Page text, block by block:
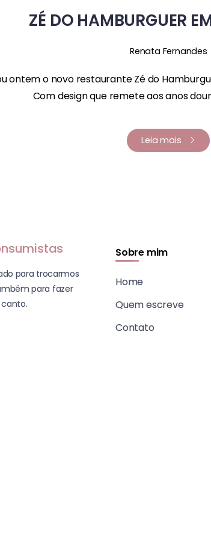
ZÉ DO HAMBURGUER
Renata Fernandes
ontem o novo restaurante Zé do
Com design que remete aos anos
Leia mais
para trocarmos
para fazer
Sobre mim
Home
Quem escreve
Contato